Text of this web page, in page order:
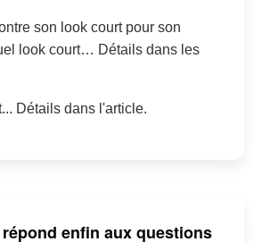
son look court pour son
look court… Détails dans les
Détails dans l'article.
enfin aux questions